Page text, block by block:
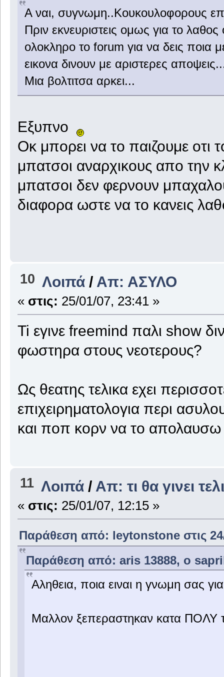
Α ναι, συγνωμη..Κουκουλοφορους
Πριν εκνευριστεις ομως για το
ολοκληρο το forum για να δεις ποια
εικονα δινουν με αριστερες
Μια βολτιτσα αρκει...
Εξυπνο
Οκ μπορει να το παιζουμε οτι
μπατσοι αναρχικους απο την
μπατσοι δεν φερνουν
διαφορα ωστε να το κανεις
10 Λοιπά / Απ: ΑΣΥΛΟ
« στις: 25/01/07, 23:41 »
Ti εγινε freemind παλι show
φωστηρα στους νεοτερους?
Ως θεατης τελικα εχει
επιχειρηματολογια περι
και ποπ κορν να το απολαυσω
11 Λοιπά / Απ: τι θα γινει
« στις: 25/01/07, 12:15 »
Παράθεση από: leytonstone στις
Παράθεση από: aris 13888, ο
Aληθεια, ποια ειναι η γνωμη σας
Μαλλον ξεπεραστηκαν κατα ΠΟΛΥ